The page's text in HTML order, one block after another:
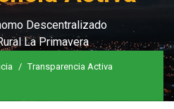
Descentralizado
La Primavera
Transparencia Activa